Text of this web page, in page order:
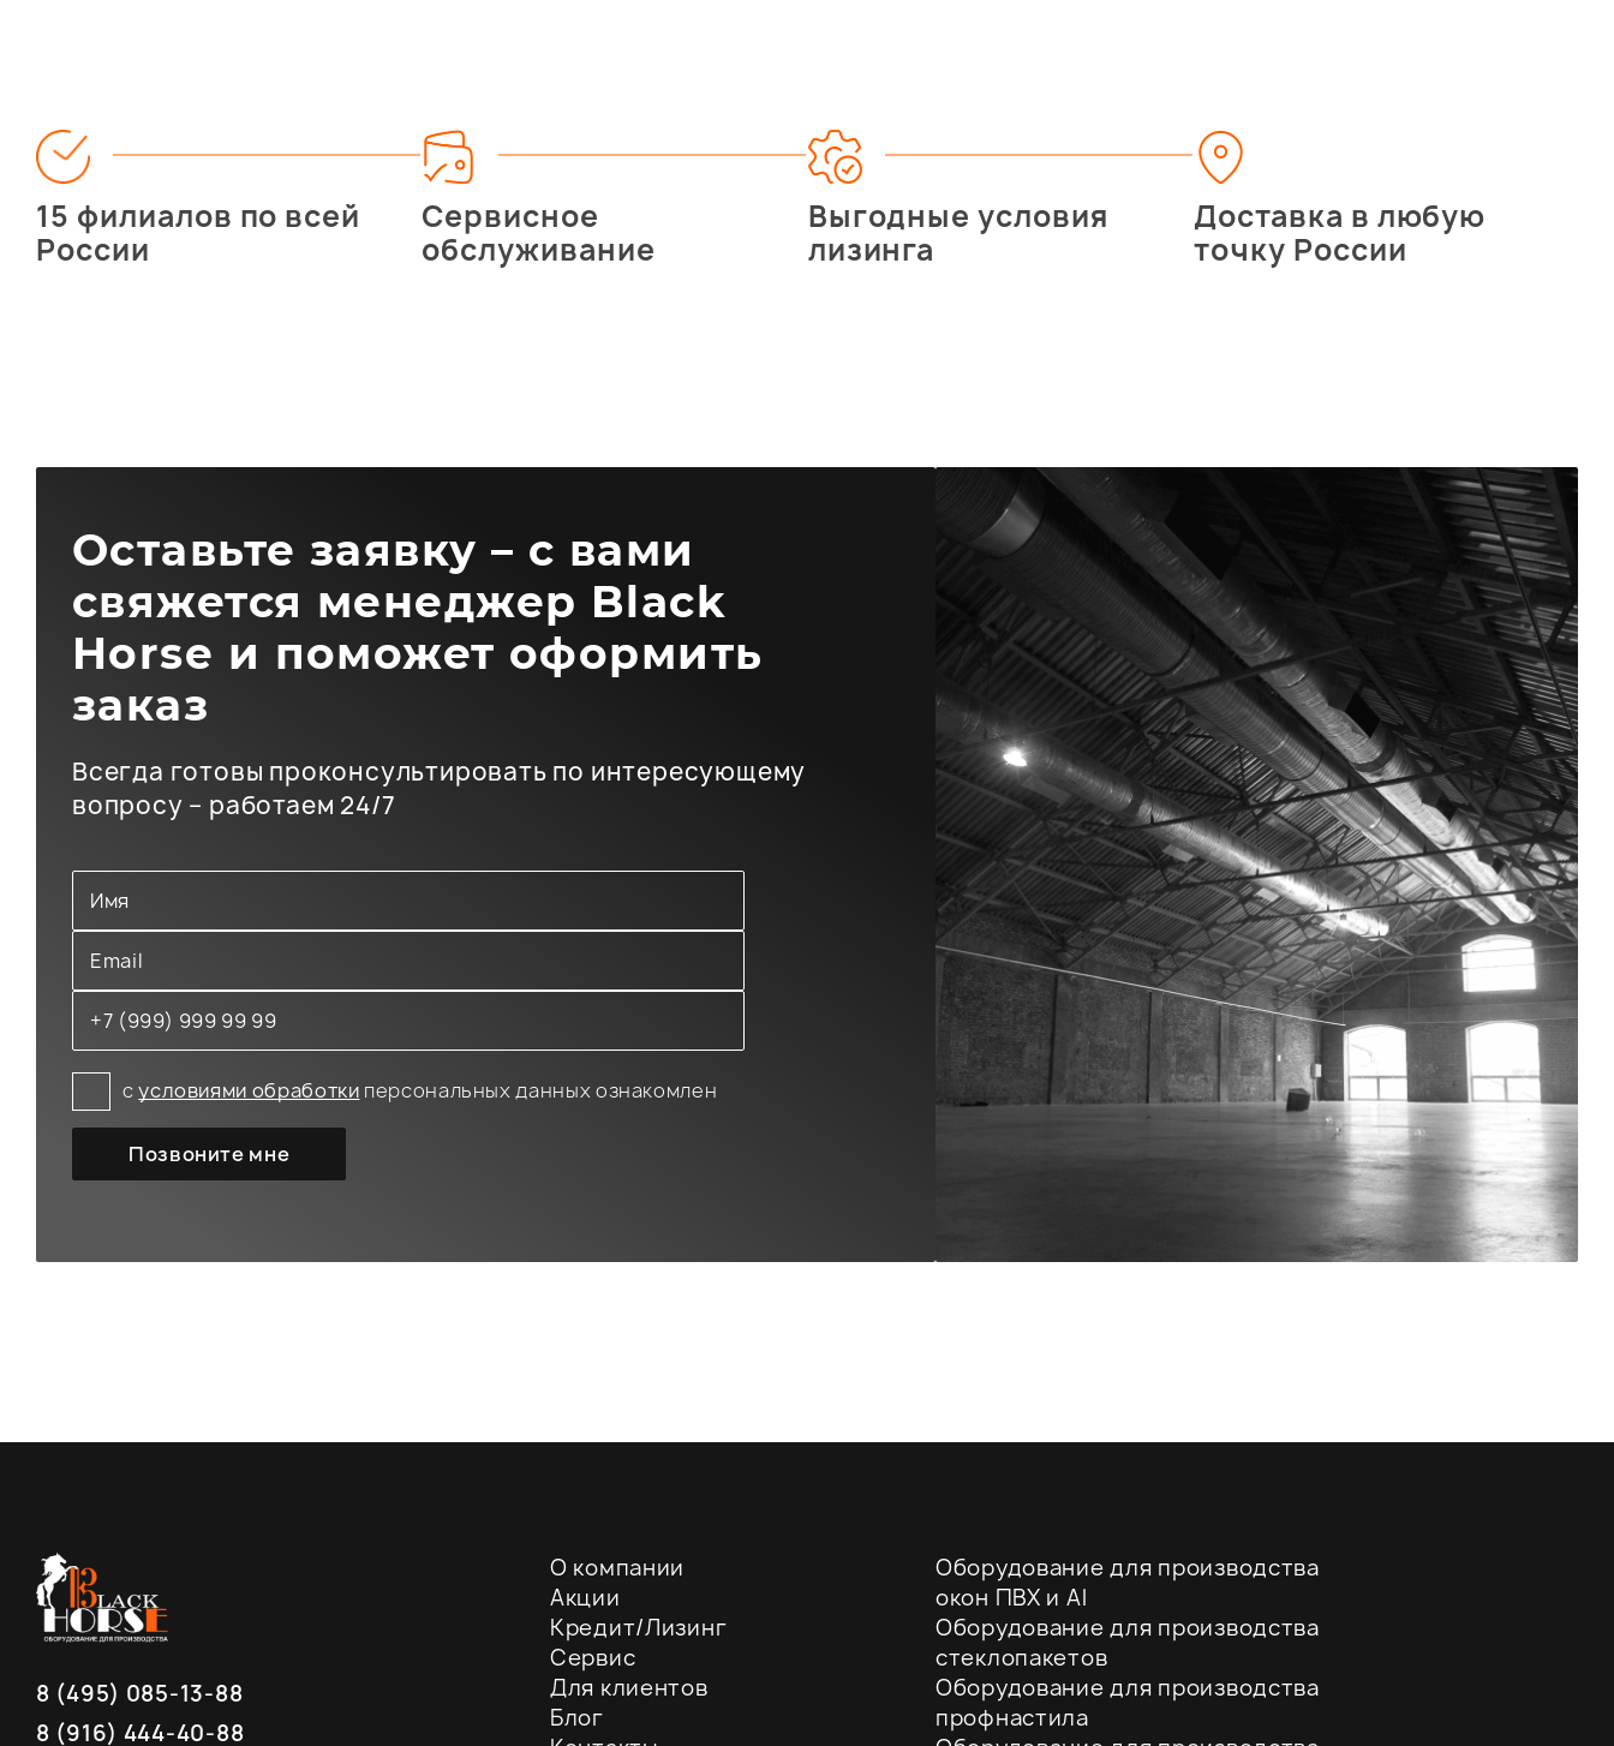
15 филиалов по всей
России
Сервисное
обслуживание
Выгодные условия
лизинга
Доставка в любую
точку России
Оставьте заявку – с вами
свяжется менеджер Black
Horse и поможет оформить
заказ
Всегда готовы проконсультировать по интересующему
вопросу – работаем 24/7
сусловиями обработки персональных данных ознакомлен
8 (495) 085-13-88
8 (916) 444-40-88
О компании
Акции
Кредит/Лизинг
Сервис
Для клиентов
Блог
Оборудование для производства
окон ПВХ и Al
Оборудование для производства
стеклопакетов
Оборудование для производства
профнастила